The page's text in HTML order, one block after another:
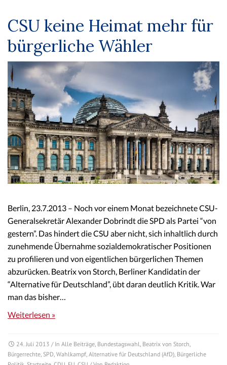
CSU keine Heimat mehr für
bürgerliche Wähler
Berlin, 23.7.2013 – Noch vor einem Monat bezeichnete CSU-
Generalsekretär Alexander Dobrindt die SPD als Partei “von
gestern”. Das hindert die CSU aber nicht, sich inhaltlich durch
zunehmende Übernahme sozialdemokratischer Positionen
zu profilieren und von eigentlichen bürgerlichen Themen
abzurücken. Beatrix von Storch, Berliner Kandidatin der
“Alternative für Deutschland”, übt daran deutlich Kritik. War
man das bisher…
Weiterlesen »
24. Juli 2013 / In Alle Beiträge, Bundestagswahl, Beatrix von Storch,
Bürgerrechte, SPD, Wahlkampf, Alternative für Deutschland (AfD), Bürgerliche